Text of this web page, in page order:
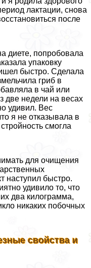
лактации, снова
после
диете, попробовала
упаковку
быстро. Сделала
гриб в
в чай или
две недели на весах
удивил. Вес
я не отказывала в
смогла
для очищения
наступил быстро.
удивило то, что
два килограмма,
никаких побочных
свойства и